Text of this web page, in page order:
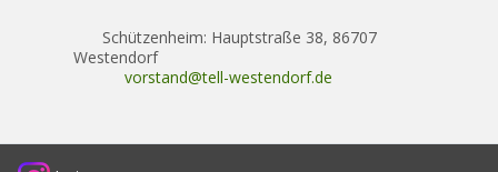
Schützenheim: Hauptstraße 38, 86707
Westendorf
vorstand@tell-westendorf.de